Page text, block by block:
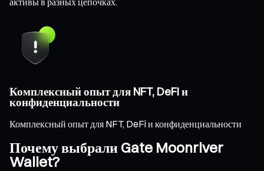
Комплексный опыт для NFT, DeFi и
конфиденциальности
Комплексный опыт для NFT, DeFi и конфиденциальности
Почему выбрали Gate Moonriver
Wallet?